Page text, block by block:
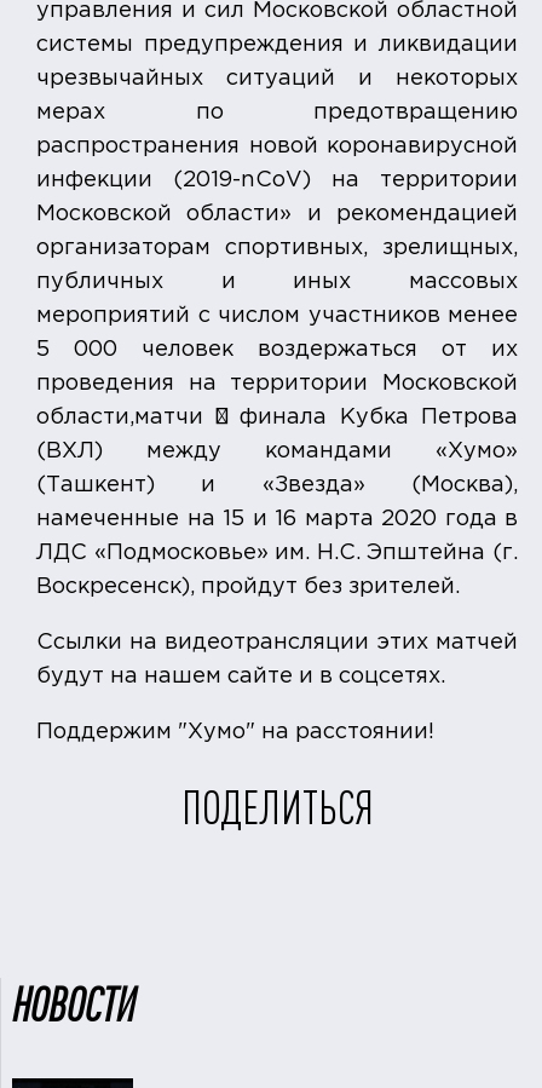
управления и сил Московской областной
системы предупреждения и ликвидации
чрезвычайных ситуаций и некоторых
мерах по предотвращению
распространения новой коронавирусной
инфекции (2019-nCoV) на территории
Московской области» и рекомендацией
организаторам спортивных, зрелищных,
публичных и иных массовых
мероприятий с числом участников менее
5 000 человек воздержаться от их
проведения на территории Московской
области,матчи ¼ финала Кубка Петрова
(ВХЛ) между командами «Хумо»
(Ташкент) и «Звезда» (Москва),
намеченные на 15 и 16 марта 2020 года в
ЛДС «Подмосковье» им. Н.С. Эпштейна (г.
Воскресенск), пройдут без зрителей.
Ссылки на видеотрансляции этих матчей
будут на нашем сайте и в соцсетях.
Поддержим "Хумо" на расстоянии!
ПОДЕЛИТЬСЯ
НОВОСТИ